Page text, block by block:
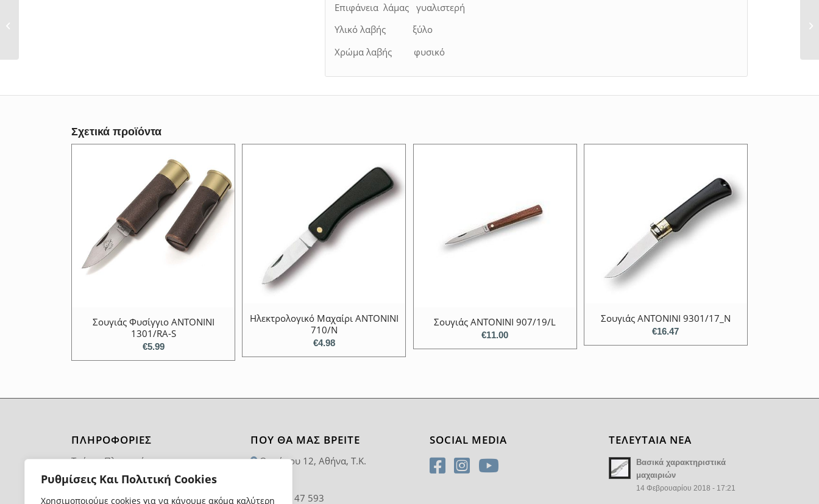
Ρυθμίσεις Και Πολιτική Cookies
Χρησιμοποιούμε cookies για να κάνουμε ακόμα καλύτερη
Επιφάνεια λάμας γυαλιστερή
Υλικό λαβής ξύλο
Χρώμα λαβής φυσικό
Σχετικά προϊόντα
Σουγιάς Φυσίγγιο ANTONINI
1301/RΑ-S
€5.99
Ηλεκτρολογικό Μαχαίρι ANTONINI
710/Ν
€4.98
Σουγιάς ANTONINI 907/19/L
€11.00
Σουγιάς ANTONINI 9301/17_N
€16.47
ΠΛΗΡΟΦΟΡΙΕΣ
Τρόποι Πληρωμής
Τρόποι και Κόστος Αποστολής
ΠΟΥ ΘΑ ΜΑΣ ΒΡΕΊΤΕ
Θαρύπου 12, Αθήνα, T.K.
210 92 47 593
SOCIAL MEDIA ΤΕΛΕΥΤΑΙΑ ΝΕΑ
Βασικά χαρακτηριστικά
μαχαιριών
14 Φεβρουαρίου 2018 - 17:21